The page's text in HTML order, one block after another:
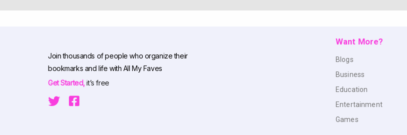
Join thousands of people who organize their
bookmarks and life with All My Faves
Get Started,it’s free
Want More?
Blogs
Business
Education
Entertainment
Games